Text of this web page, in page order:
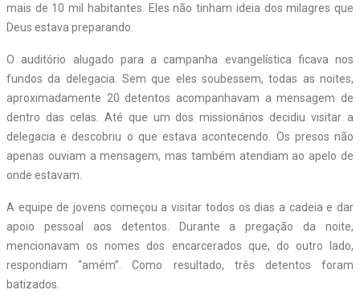
mais de 10 mil habitantes. Eles não tinham ideia dos milagres que
Deus estava preparando.
O auditório alugado para a campanha evangelística ficava nos
fundos da delegacia. Sem que eles soubessem, todas as noites,
aproximadamente 20 detentos acompanhavam a mensagem de
dentro das celas. Até que um dos missionários decidiu visitar a
delegacia e descobriu o que estava acontecendo. Os presos não
apenas ouviam a mensagem, mas também atendiam ao apelo de
onde estavam.
A equipe de jovens começou a visitar todos os dias a cadeia e dar
apoio pessoal aos detentos. Durante a pregação da noite,
mencionavam os nomes dos encarcerados que, do outro lado,
respondiam “amém”. Como resultado, três detentos foram
batizados.